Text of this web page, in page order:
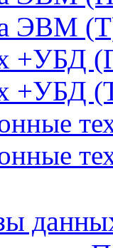
ЭВМ
+УБД
+УБД